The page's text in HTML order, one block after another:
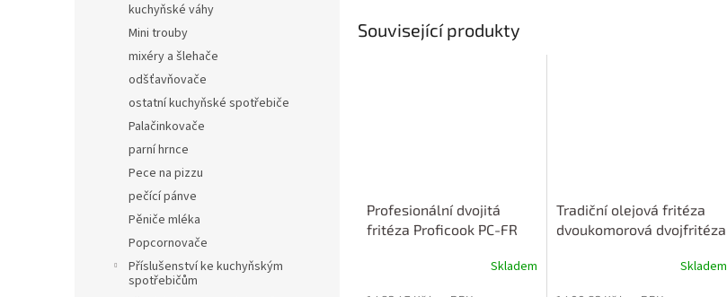
kuchyňské váhy
Mini trouby
mixéry a šlehače
odšťavňovače
ostatní kuchyňské spotřebiče
Palačinkovače
parní hrnce
Pece na pizzu
pečící pánve
Pěniče mléka
Popcornovače
Příslušenství ke kuchyňským
spotřebičům
Související produkty
Profesionální dvojitá
fritéza Proficook PC-FR
Skladem
Tradiční olejová fritéza
dvoukomorová dvojfritéza
Skladem